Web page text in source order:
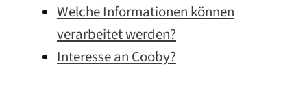
Welche Informationen können
verarbeitet werden?
Interesse an Cooby?